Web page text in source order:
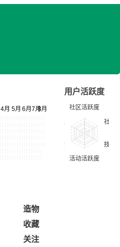
用户活跃度
造物
收藏
关注